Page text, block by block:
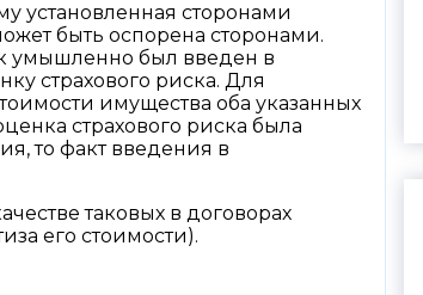
установленная сторонами
быть оспорена сторонами.
умышленно был введен в
страхового риска. Для
имущества оба указанных
страхового риска была
то факт введения в
таковых в договорах
его стоимости).